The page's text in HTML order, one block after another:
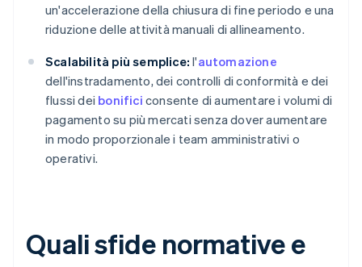
un'accelerazione della chiusura di fine periodo e una
riduzione delle attività manuali di allineamento.
Scalabilità più semplice: l'automazione
dell'instradamento, dei controlli di conformità e dei
flussi dei bonifici consente di aumentare i volumi di
pagamento su più mercati senza dover aumentare
in modo proporzionale i team amministrativi o
operativi.
Quali sfide normative e